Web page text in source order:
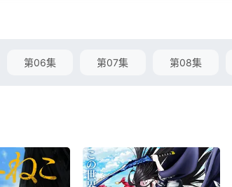
第06集 第07集 第08集